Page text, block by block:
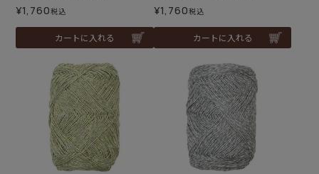
¥1,760税込
カートに入れる
¥1,760税込
カートに入れる